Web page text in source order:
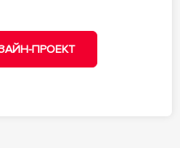
ПРОЕКТ